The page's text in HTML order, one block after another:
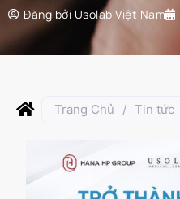
Đăng bởi Usolab Việt Nam
Trang Chủ / Tin tức